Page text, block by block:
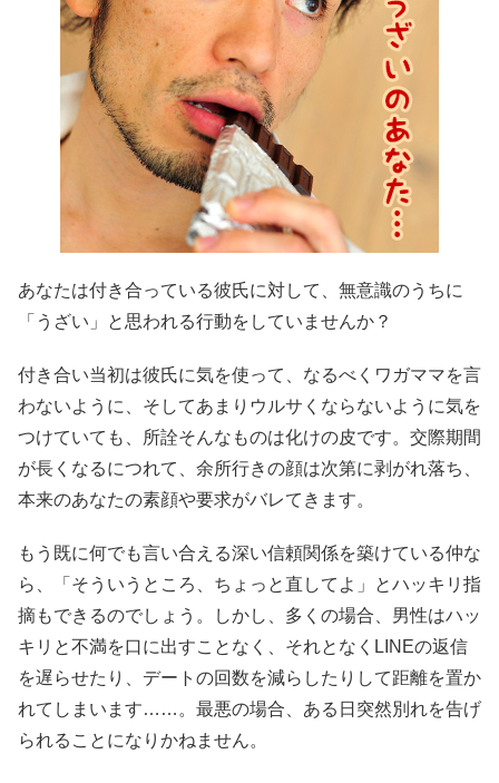
あなたは付き合っている彼氏に対して、無意識のうちに
「うざい」と思われる行動をしていませんか？
付き合い当初は彼氏に気を使って、なるべくワガママを言
わないように、そしてあまりウルサくならないように気を
つけていても、所詮そんなものは化けの皮です。交際期間
が長くなるにつれて、余所行きの顔は次第に剥がれ落ち、
本来のあなたの素顔や要求がバレてきます。
もう既に何でも言い合える深い信頼関係を築けている仲な
ら、「そういうところ、ちょっと直してよ」とハッキリ指
摘もできるのでしょう。しかし、多くの場合、男性はハッ
キリと不満を口に出すことなく、それとなくLINEの返信
を遅らせたり、デートの回数を減らしたりして距離を置か
れてしまいます……。最悪の場合、ある日突然別れを告げ
られることになりかねません。